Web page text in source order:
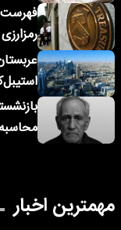
فهرست
مهمترین اخبار